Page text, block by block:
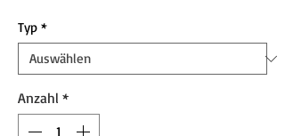
Typ *
Anzahl *